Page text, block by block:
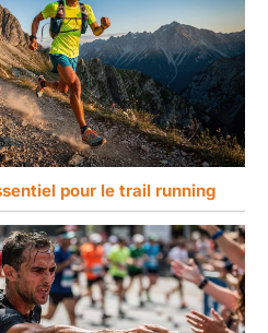
pour le trail running